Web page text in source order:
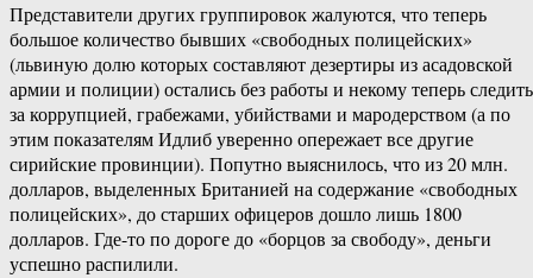
Представители других группировок жалуются, что теперь
большое количество бывших «свободных полицейских»
(львиную долю которых составляют дезертиры из асадовской
армии и полиции) остались без работы и некому теперь следить
за коррупцией, грабежами, убийствами и мародерством (а по
этим показателям Идлиб уверенно опережает все другие
сирийские провинции). Попутно выяснилось, что из 20 млн.
долларов, выделенных Британией на содержание «свободных
полицейских», до старших офицеров дошло лишь 1800
долларов. Где-то по дороге до «борцов за свободу», деньги
успешно распилили.